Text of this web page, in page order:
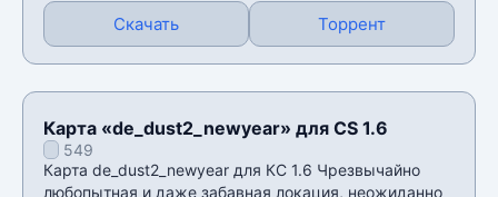
Скачать Торрент
Карта «de_dust2_newyear» для CS 1.6
549
Карта de_dust2_newyear для КС 1.6 Чрезвычайно
любопытная и даже забавная локация, неожиданно